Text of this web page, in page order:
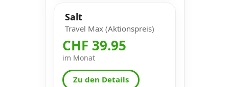
Salt
Travel Max (Aktionspreis)
CHF 39.95
im Monat
Zu den Details